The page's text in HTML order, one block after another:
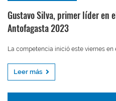
Gustavo Silva, primer líder en
Antofagasta 2023
La competencia inició este viernes
Leer más